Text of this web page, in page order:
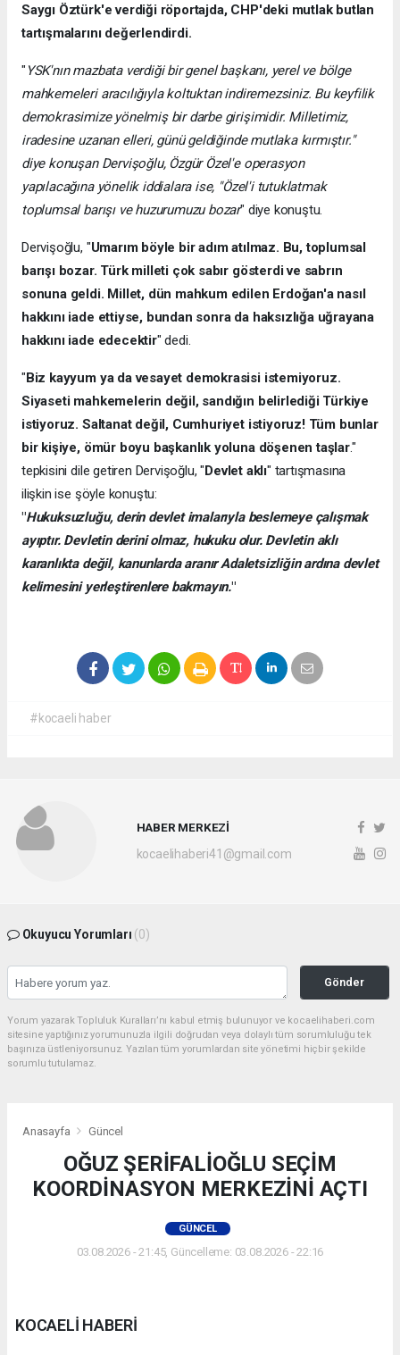
Saygı Öztürk'e verdiği röportajda, CHP'deki mutlak butlan
tartışmalarını değerlendirdi.
" YSK'nın mazbata verdiği bir genel başkanı, yerel ve bölge
mahkemeleri aracılığıyla koltuktan indiremezsiniz. Bu keyfilik
demokrasimize yönelmiş bir darbe girişimidir. Milletimiz,
iradesine uzanan elleri, günü geldiğinde mutlaka kırmıştır."
diye konuşan Dervişoğlu, Özgür Özel'e operasyon
yapılacağına yönelik iddialara ise, "Özel'i tutuklatmak
toplumsal barışı ve huzurumuzu bozar" diye konuştu.
Dervişoğlu, "Umarım böyle bir adım atılmaz. Bu, toplumsal
barışı bozar. Türk milleti çok sabır gösterdi ve sabrın
sonuna geldi. Millet, dün mahkum edilen Erdoğan'a nasıl
hakkını iade ettiyse, bundan sonra da haksızlığa uğrayana
hakkını iade edecektir" dedi.
"Biz kayyum ya da vesayet demokrasisi istemiyoruz.
Siyaseti mahkemelerin değil, sandığın belirlediği Türkiye
istiyoruz. Saltanat değil, Cumhuriyet istiyoruz! Tüm bunlar
bir kişiye, ömür boyu başkanlık yoluna döşenen taşlar."
tepkisini dile getiren Dervişoğlu, "Devlet aklı" tartışmasına
ilişkin ise şöyle konuştu:
"Hukuksuzluğu, derin devlet imalarıyla beslemeye çalışmak
ayıptır. Devletin derini olmaz, hukuku olur. Devletin aklı
karanlıkta değil, kanunlarda aranır Adaletsizliğin ardına devlet
kelimesini yerleştirenlere bakmayın."
#kocaeli haber
HABER MERKEZİ
kocaelihaberi41@gmail.com
Okuyucu Yorumları (0)
Gönder
Yorum yazarak Topluluk Kuralları’nı kabul etmiş bulunuyor ve kocaelihaberi.com
sitesine yaptığınız yorumunuzla ilgili doğrudan veya dolaylı tüm sorumluluğu tek
başınıza üstleniyorsunuz. Yazılan tüm yorumlardan site yönetimi hiçbir şekilde
sorumlu tutulamaz.
Anasayfa Güncel
OĞUZ ŞERİFALİOĞLU SEÇİM
KOORDİNASYON MERKEZİNİ AÇTI
GÜNCEL
03.08.2026 - 21:45, Güncelleme: 03.08.2026 - 22:16
KOCAELİ HABERİ